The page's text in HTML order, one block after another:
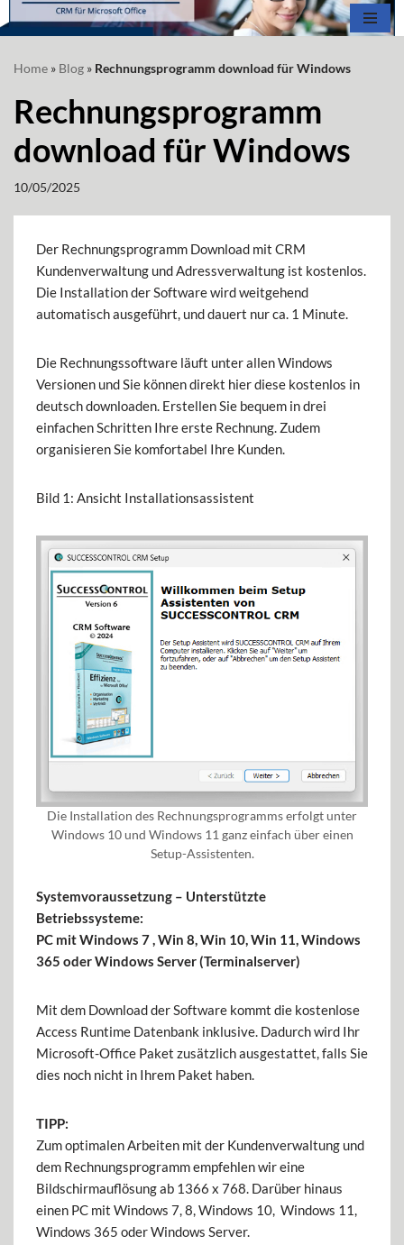
Inhalt
Home » Blog » Rechnungsprogramm download für Windows
Rechnungsprogramm
download für Windows
10/05/2025
Der Rechnungsprogramm Download mit CRM
Kundenverwaltung und Adressverwaltung ist kostenlos.
Die Installation der Software wird weitgehend
automatisch ausgeführt, und dauert nur ca. 1 Minute.
Die Rechnungssoftware läuft unter allen Windows
Versionen und Sie können direkt hier diese kostenlos in
deutsch downloaden. Erstellen Sie bequem in drei
einfachen Schritten Ihre erste Rechnung. Zudem
organisieren Sie komfortabel Ihre Kunden.
Bild 1: Ansicht Installationsassistent
Die Installation des Rechnungsprogramms erfolgt unter
Windows 10 und Windows 11 ganz einfach über einen
Setup-Assistenten.
Systemvoraussetzung – Unterstützte
Betriebssysteme:
PC mit Windows 7 , Win 8, Win 10, Win 11, Windows
365 oder Windows Server (Terminalserver)
Mit dem Download der Software kommt die kostenlose
Access Runtime Datenbank inklusive. Dadurch wird Ihr
Microsoft-Office Paket zusätzlich ausgestattet, falls Sie
dies noch nicht in Ihrem Paket haben.
TIPP:
Zum optimalen Arbeiten mit der Kundenverwaltung und
dem Rechnungsprogramm empfehlen wir eine
Bildschirmauflösung ab 1366 x 768. Darüber hinaus
einen PC mit Windows 7, 8, Windows 10, Windows 11,
Windows 365 oder Windows Server.